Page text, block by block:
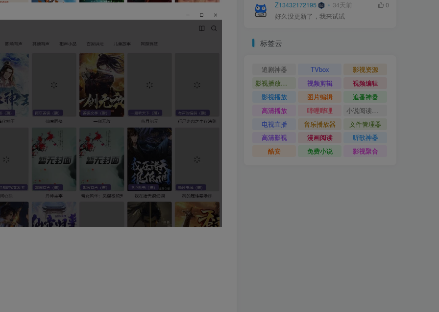
Z13432172195 34天前
0
好久没更新了，我来试试
标签云
追剧神器 TVbox
影视资源
影视播放神器
视频剪辑
视频编辑
影视播放
图片编辑
追番神器
高清播放
哔哩哔哩
小说阅读神器
电视直播
音乐播放器
文件管理器
高清影视
漫画阅读
听歌神器
酷安
免费小说 影视聚合
Z13432172195 34天前
0
好久没更新了，我来试试